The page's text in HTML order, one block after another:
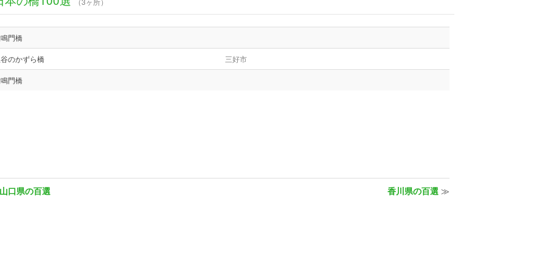
門橋
のかずら橋 三好市
門橋
口県の百選 香川県の百選≫